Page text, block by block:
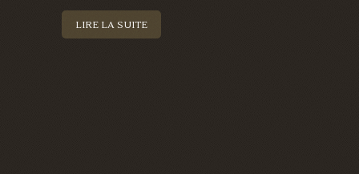
LIRE LA SUITE